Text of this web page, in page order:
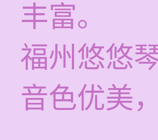
丰富。
福州悠悠
音色优美